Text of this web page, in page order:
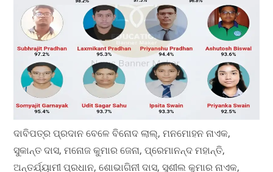
ଦାବିପତ୍ର ପ୍ରଦାନ ବେଳେ ବିନୋଦ ଲାଲ୍, ମନମୋହନ ନାଏକ,
ସୁକାନ୍ତ ଦାସ, ମନୋଜ କୁମାର ଜେନା, ପ୍ରେମାନନ୍ଦ ମହାନ୍ତି,
ଅନ୍ତର୍ଯ୍ୟାମୀ ପ୍ରଧାନ, ଶୋଭାଗିନୀ ଦାସ, ସୁଶୀଲ କୁମାର ନାଏକ,